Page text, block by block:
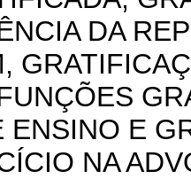
DA
ENSINO E
NA